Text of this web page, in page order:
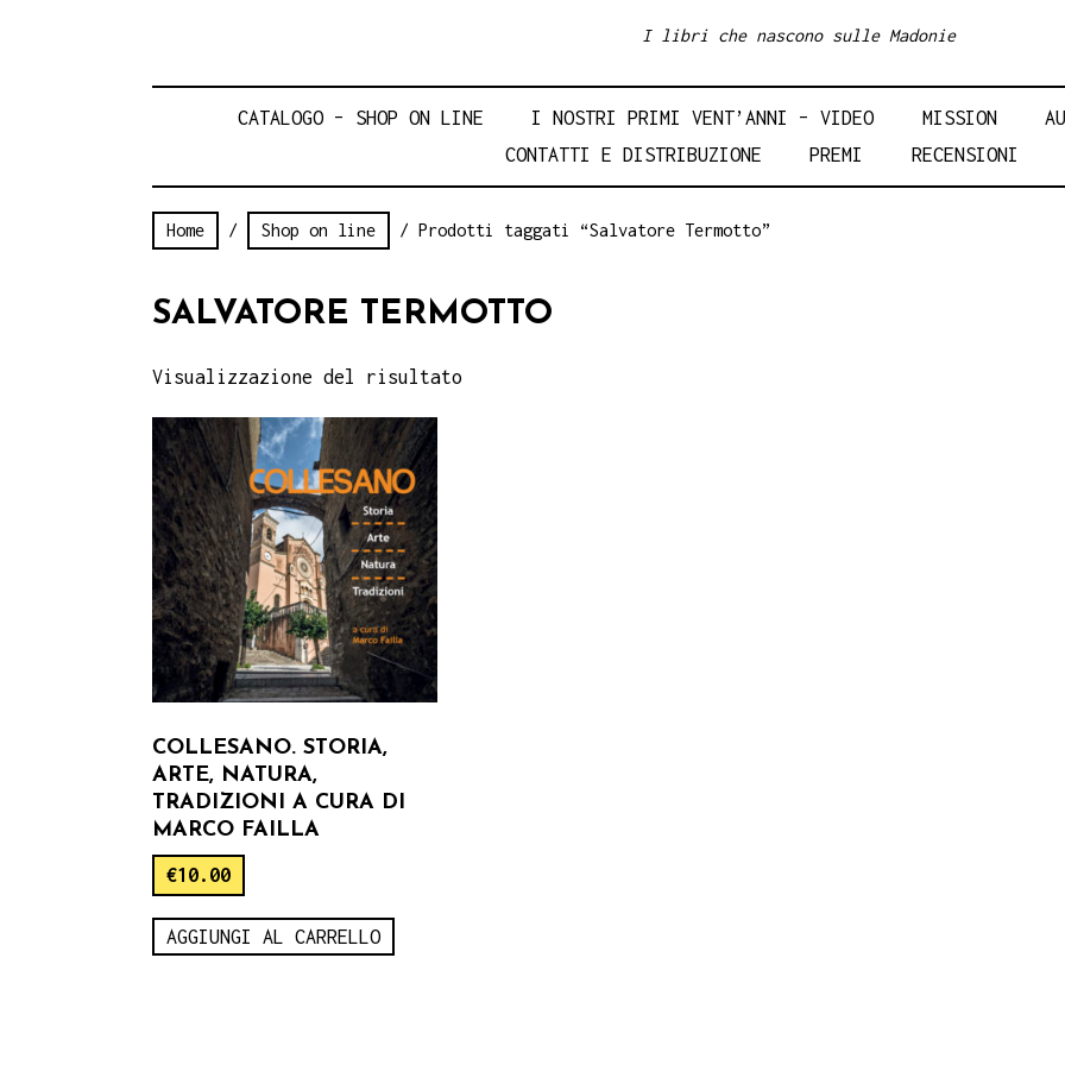
I libri che nascono sulle Madonie
CATALOGO – SHOP ON LINE I NOSTRI PRIMI VENT’ANNI – VIDEO MISSION
CONTATTI E DISTRIBUZIONE
PREMI RECENSIONI
Home / Shop on line / Prodotti taggati “Salvatore Termotto”
SALVATORE TERMOTTO
Visualizzazione del risultato
COLLESANO. STORIA,
ARTE, NATURA,
TRADIZIONI A CURA DI
MARCO FAILLA
€10.00
AGGIUNGI AL CARRELLO